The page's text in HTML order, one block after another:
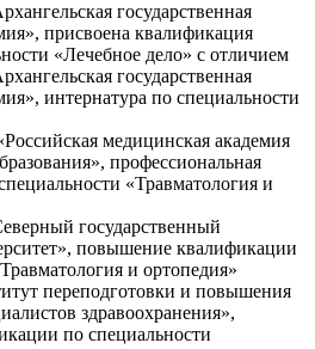
государственная
присвоена квалификация
«Лечебное дело» с отличием
государственная
интернатура по специальности
медицинская академия
профессиональная
«Травматология и
государственный
повышение квалификации
и ортопедия»
переподготовки и повышения
здравоохранения»,
по специальности